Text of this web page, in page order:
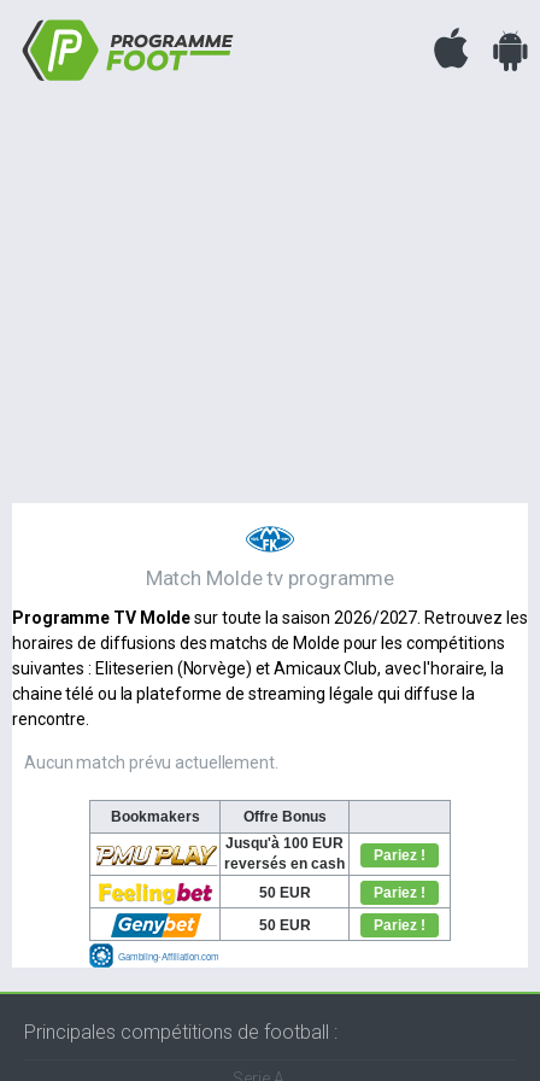
Match Molde tv programme
Programme TV Moldesur toute la saison 2026/2027. Retrouvez les
horaires de diffusions des matchs de Molde pour les compétitions
suivantes : Eliteserien (Norvège) et Amicaux Club, avec l'horaire, la
chaine télé ou la plateforme de streaming légale qui diffuse la
rencontre.
Aucun match prévu actuellement.
Principales compétitions de football :